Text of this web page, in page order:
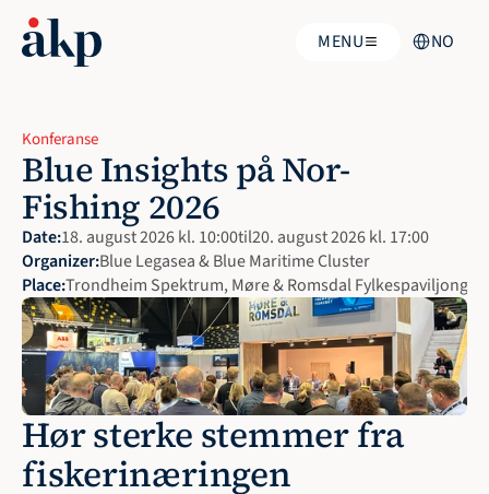
MENU NO
Konferanse
Blue Insights på Nor-
Fishing 2026
Date:18. august 2026 kl. 10:00til20. august 2026 kl. 17:00
Organizer:Blue Legasea & Blue Maritime Cluster
Place:Trondheim Spektrum, Møre & Romsdal Fylkespaviljong,
Hør sterke stemmer fra
fiskerinæringen